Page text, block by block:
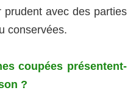
prudent avec des parties
conservées.
coupées présentent-
?